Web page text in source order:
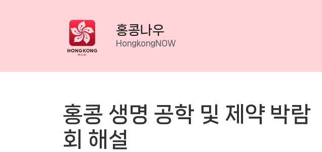
홍콩나우
HongkongNOW
홍콩 생명 공학 및 제약 박람
회 해설